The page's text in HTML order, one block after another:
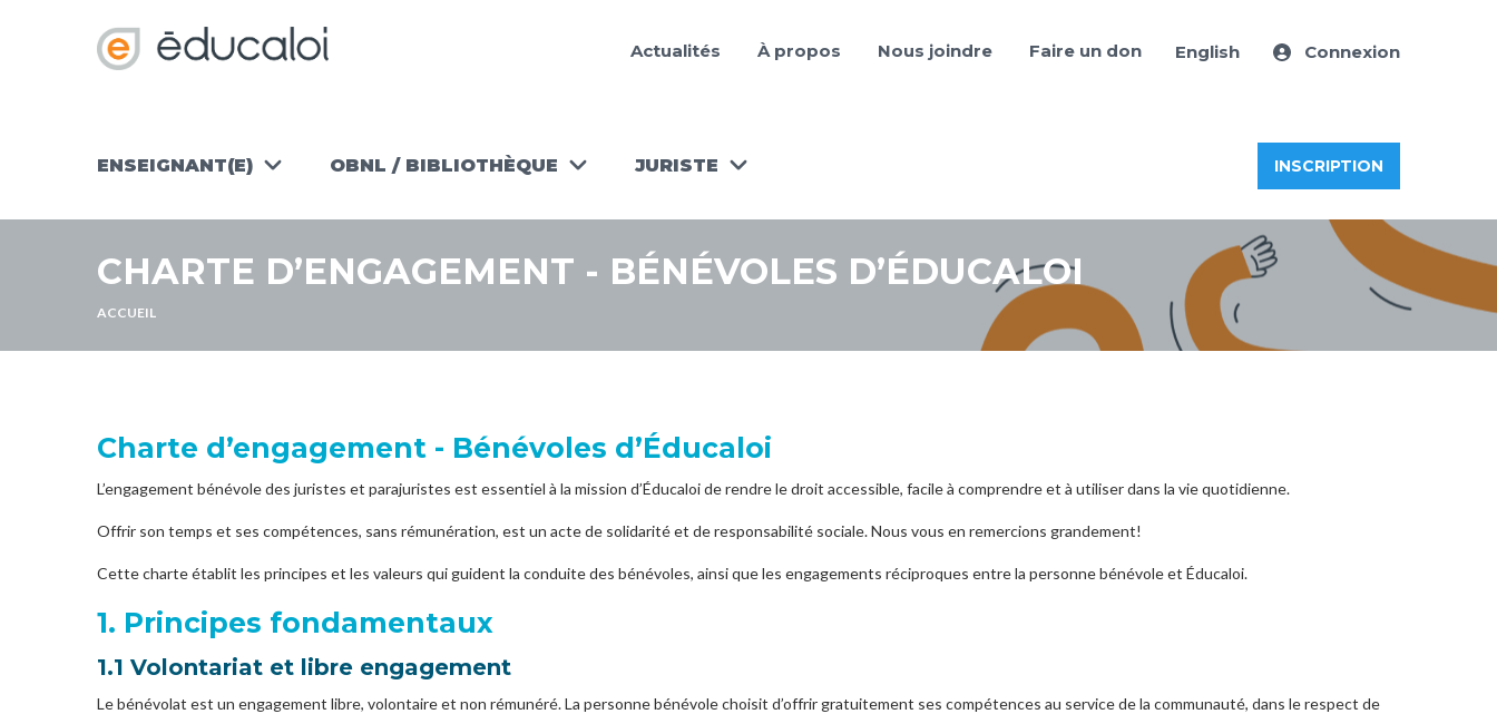
Actualités À propos Nous joindre Faire un don English Connexion
ENSEIGNANT(E)
JURIDIQUE
TROUVER
ACTIVITÉ
EXTERNES
OBNL / BIBLIOTHÈQUE
TROUSSES
PÉDAGOGIQUES
JURISTE
UN
ATELIER!
COFFRE À
INSCRIPTION
CHARTE D’ENGAGEMENT - BÉNÉVOLES D’ÉDUCALOI
ACCUEIL
Charte d’engagement - Bénévoles d’Éducaloi
L’engagement bénévole des juristes et parajuristes est essentiel à la mission d’Éducaloi de rendre le droit accessible, facile à comprendre et à utiliser dans la vie quotidienne.
Offrir son temps et ses compétences, sans rémunération, est un acte de solidarité et de responsabilité sociale. Nous vous en remercions grandement!
Cette charte établit les principes et les valeurs qui guident la conduite des bénévoles, ainsi que les engagements réciproques entre la personne bénévole et Éducaloi.
1. Principes fondamentaux
1.1 Volontariat et libre engagement
Le bénévolat est un engagement libre, volontaire et non rémunéré. La personne bénévole choisit d’offrir gratuitement ses compétences au service de la communauté, dans le respect de